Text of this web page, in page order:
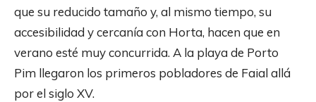
que su reducido tamaño y, al mismo tiempo, su
accesibilidad y cercanía con Horta, hacen que en
verano esté muy concurrida. A la playa de Porto
Pim llegaron los primeros pobladores de Faial allá
por el siglo XV.